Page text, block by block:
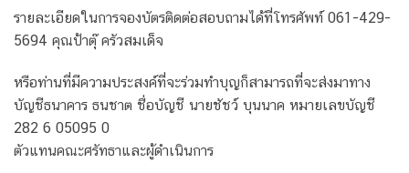
รายละเอียดในการจองบัตรติดต่อสอบถามได้ที่โทรศัพท์ 061-429-
5694 คุณป้าตุ๊ ครัวสมเด็จ
หรือท่านที่มีความประสงค์ที่จะร่วมทำบุญก็สามารถที่จะส่งมาทาง
บัญชีธนาคาร ธนชาต ชื่อบัญชี นายชัชว์ บุนนาค หมายเลขบัญชี
282 6 05095 0
ตัวแทนคณะศรัทธาและผู้ดำเนินการ